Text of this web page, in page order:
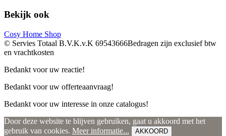
Bekijk ook
Cosy Home Shop
© Servies Totaal B.V.K.v.K 69543666Bedragen zijn exclusief btw
en vrachtkosten
Bedankt voor uw reactie!
Bedankt voor uw offerteaanvraag!
Bedankt voor uw interesse in onze catalogus!
Door deze website te blijven gebruiken, gaat u akkoord met het
gebruik van cookies. Meer informatie... AKKOORD